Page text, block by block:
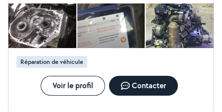
peux changer également les moteur Valise de
diagnostique toute marque suprimer les défaut
chercher des panne Fap Électronique remplacement de
pneus Diagnostique Clim
Réparation de véhicule
Voir le profil Contacter